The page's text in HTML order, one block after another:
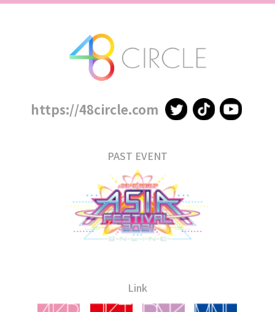
https://48circle.com
PAST EVENT
Link